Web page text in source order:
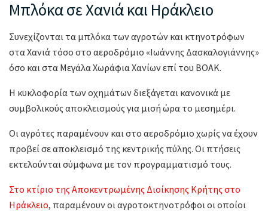
Μπλόκα σε Χανιά και Ηράκλειο
Συνεχίζονται τα μπλόκα των αγροτών και κτηνοτρόφων
στα Χανιά τόσο στο αεροδρόμιο «Ιωάννης Δασκαλογιάννης»
όσο και στα Μεγάλα Χωράφια Χανίων επί του ΒΟΑΚ.
Η κυκλοφορία των οχημάτων διεξάγεται κανονικά με
συμβολικούς αποκλεισμούς για μισή ώρα το μεσημέρι.
Οι αγρότες παραμένουν και στο αεροδρόμιο χωρίς να έχουν
προβεί σε αποκλεισμό της κεντρικής πύλης. Οι πτήσεις
εκτελούνται σύμφωνα με τον προγραμματισμό τους.
Στο κτίριο της Αποκεντρωμένης Διοίκησης Κρήτης στο
Ηράκλειο, παραμένουν οι αγροτοκτηνοτρόφοι οι οποίοι